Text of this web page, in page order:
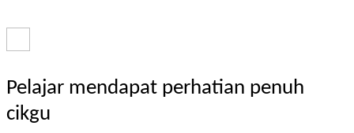
Pelajar mendapat perhatian penuh
cikgu